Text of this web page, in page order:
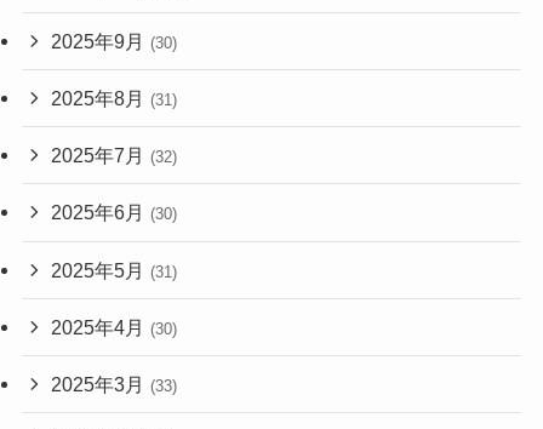
2025年9月 (30)
2025年8月 (31)
2025年7月 (32)
2025年6月 (30)
2025年5月 (31)
2025年4月 (30)
2025年3月 (33)